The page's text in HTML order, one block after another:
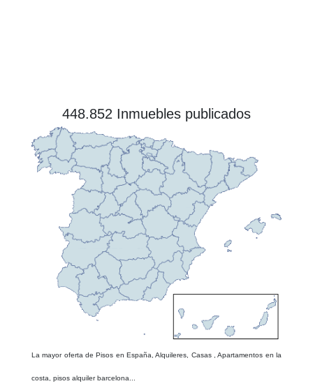
448.852 Inmuebles publicados
La mayor oferta de Pisos en España, Alquileres, Casas , Apartamentos en la
costa, pisos alquiler barcelona...